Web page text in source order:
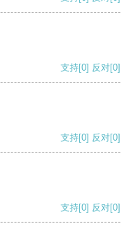
支持[0] 反对[0]
支持[0] 反对[0]
支持[0] 反对[0]